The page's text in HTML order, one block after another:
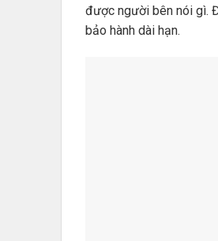
được người bên nói gì.
bảo hành dài hạn.